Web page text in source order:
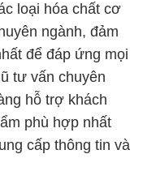
loại hóa chất cơ
ngành, đảm
để đáp ứng mọi
tư vấn chuyên
hỗ trợ khách
phù hợp nhất
cấp thông tin và